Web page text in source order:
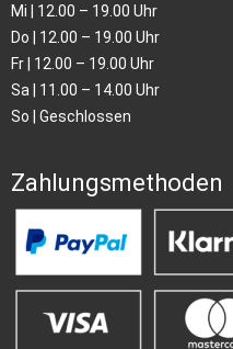
Mi | 12.00 – 19.00 Uhr
Do | 12.00 – 19.00 Uhr
Fr | 12.00 – 19.00 Uhr
Sa | 11.00 – 14.00 Uhr
So | Geschlossen
Zahlungsmethoden